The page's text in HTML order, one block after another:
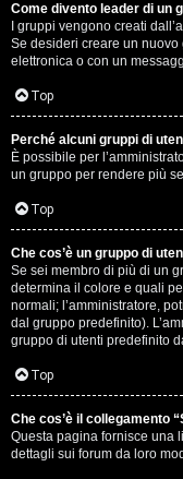
Come divento leader di un
I gruppi vengono creati
Se desideri creare un nuovo
elettronica o con un
Top
Perché alcuni gruppi di
È possibile per
un gruppo per rendere più
Top
Che cos’è un gruppo di
Se sei membro di più di un
determina il colore e quali
normali; l’amministratore,
dal gruppo predefinito).
gruppo di utenti predefinito
Top
Che cos’è il collegamento
Questa pagina fornisce una
dettagli sui forum da loro
D
i
t
u
t
t
o
u
n
p
ò